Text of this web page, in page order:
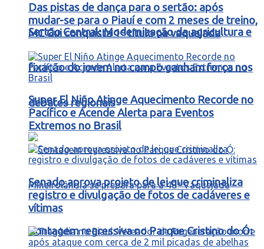
Sertão Central: Modernização da agricultura e
fixação do jovem no campo ganham força nos
debates regionais
Contagem regressiva no Parque Cristino do Ó:
Das pistas de dança para o sertão: após
mudar-se para o Piauí e com 2 meses de treino,
MC Gui conquista 1º título na vaquejada
Super El Niño Atinge Aquecimento Recorde no
Pacífico e Acende Alerta para Eventos
Extremos no Brasil
Senado aprova projeto de lei que criminaliza
registro e divulgação de fotos de cadáveres e
vítimas